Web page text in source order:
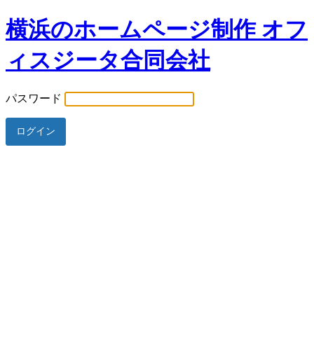
横浜のホームページ制作 オフ
ィスジータ合同会社
パスワード